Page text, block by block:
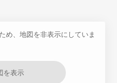
め、地図を非表示にしていま
を表示